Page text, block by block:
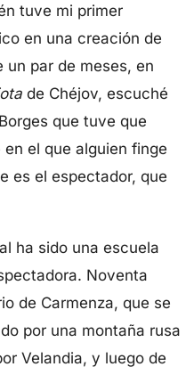
tuve mi primer
en una creación de
un par de meses, en
de Chéjov, escuché
que tuve que
el que alguien finge
es el espectador, que
ha sido una escuela
Noventa
de Carmenza, que se
por una montaña rusa
Velandia, y luego de